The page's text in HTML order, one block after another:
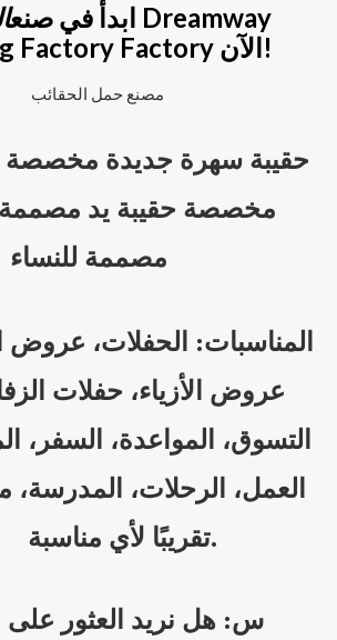
ابدأ في صنع
Handbag Factory Factory الآن!
حقيبة سهرة جديدة مخصصة
مخصصة حقيبة يد مصممة
مصممة للنساء
المناسبات: الحفلات، عروض
عروض الأزياء، حفلات
التسوق، المواعدة، السفر،
العمل، الرحلات، المدرسة،
تقريبًا لأي مناسبة.
س: هل نريد العثور